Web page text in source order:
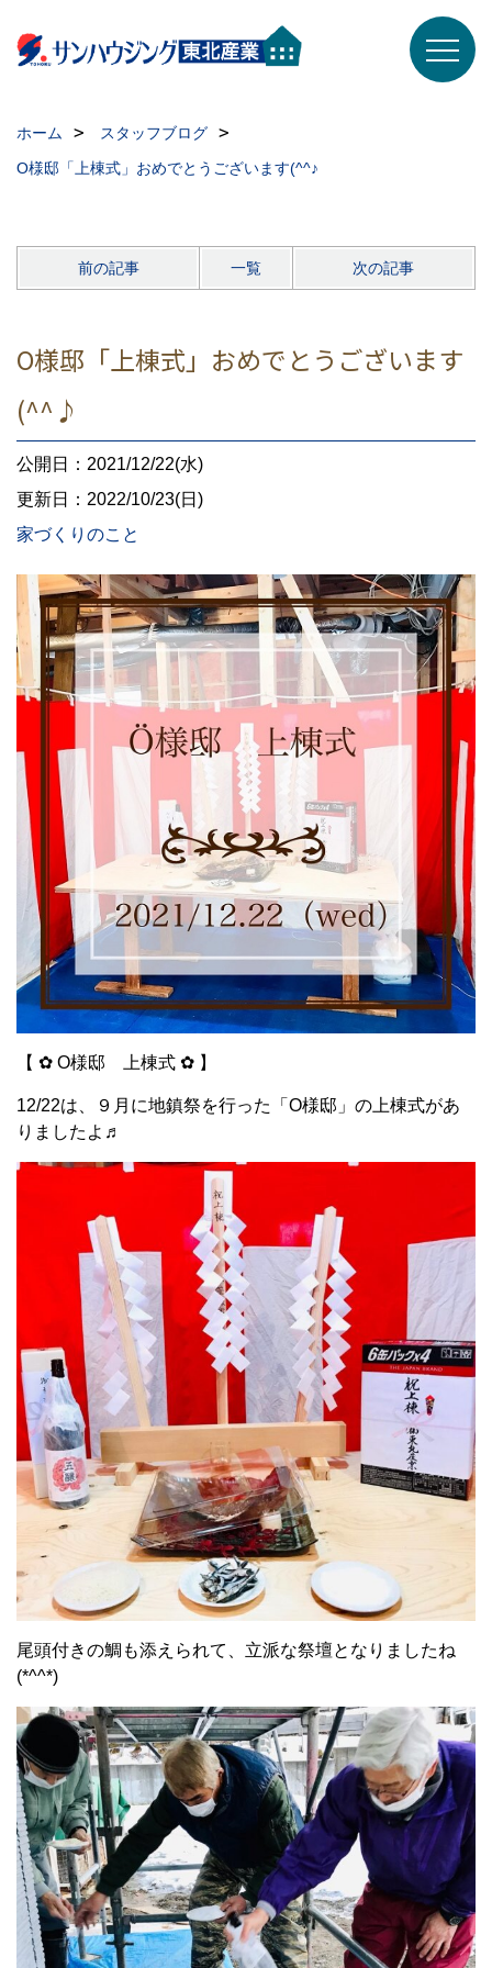
ホーム
スタッフブログ
O様邸「上棟式」おめでとうございます(^^♪
前の記事 一覧 次の記事
O様邸「上棟式」おめでとうございます
(^^♪
公開日：2021/12/22(水)
更新日：2022/10/23(日)
家づくりのこと
【 ✿ O様邸 上棟式 ✿ 】
12/22は、９月に地鎮祭を行った「O様邸」の上棟式があ
りましたよ♬
尾頭付きの鯛も添えられて、立派な祭壇となりましたね
(*^^*)